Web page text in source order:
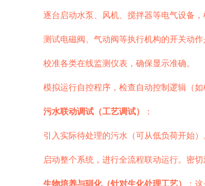
逐台启动水泵、风机、搅拌器等电气设备
测试电磁阀、气动阀等执行机构的开关动作
校准各类在线监测仪表，确保显示准确。
模拟运行自控程序，检查自动控制逻辑（
污水联动调试（工艺调试） ：
引入实际待处理的污水（可从低负荷开始）
启动整个系统，进行全流程联动运行。密
生物培养与驯化（针对生化处理工艺） ：